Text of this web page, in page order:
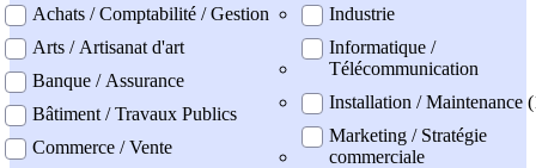
professionel
Achats / Comptabilité / Gestion
Arts / Artisanat d'art
Banque / Assurance
Bâtiment / Travaux Publics
Commerce / Vente
Industrie
Informatique /
Télécommunication
Installation / Maintenance
Marketing / Stratégie
commerciale